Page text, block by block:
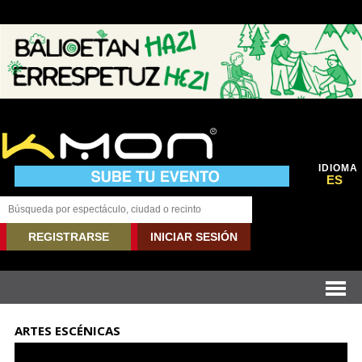
IDIOMA
ES
REGISTRARSE INICIAR SESIÓN
ARTES ESCÉNICAS